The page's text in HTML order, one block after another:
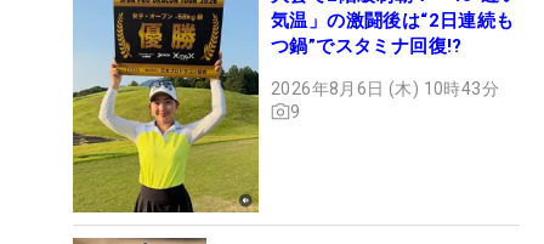
気温」の激闘後は“2日連続も
つ鍋”でスタミナ回復!?
2026年8月6日 (木) 10時43分
9